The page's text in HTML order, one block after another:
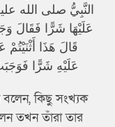
النَّبِيُّ صلى الله
عَلَيْهَا شَرًّا فَقَالَ
قَالَ هَذَا أَثْنَيْتُمْ
عَلَيْهِ شَرًّا
বলেন, কিছু সংখ্যক
তখন তাঁরা তার